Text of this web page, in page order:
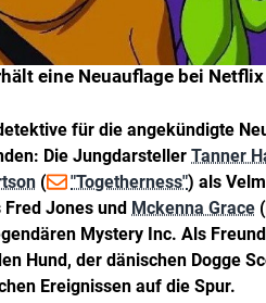
eine Neuauflage bei Netflix
für die angekündigte
Die Jungdarsteller Tanner
( "Togetherness") als
Fred Jones und Mckenna Grace (
Mystery Inc. Als
Hund, der dänischen Dogge
Ereignissen auf die Spur.